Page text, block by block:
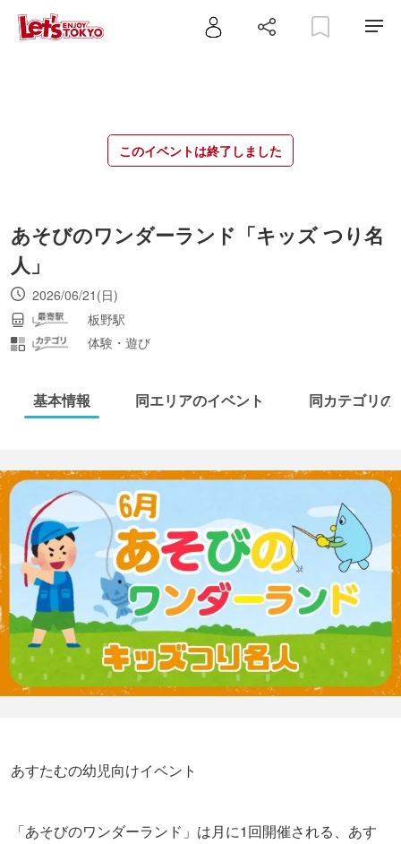
このイベントは終了しました
あそびのワンダーランド「キッズ つり名
人」
2026/06/21(日)
板野駅
体験・遊び
基本情報 同エリアのイベント 同カテゴリの
あすたむの幼児向けイベント
「あそびのワンダーランド」は月に1回開催される、あす